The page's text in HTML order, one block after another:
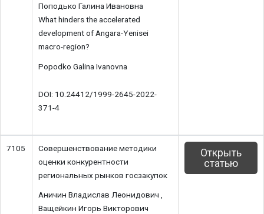
Поподько Галина Ивановна
What hinders the accelerated
development of Angara-Yenisei
macro-region?
Popodko Galina Ivanovna
DOI: 10.24412/1999-2645-2022-
371-4
7105
Совершенствование методики
оценки конкурентности
региональных рынков госзакупок
Аничин Владислав Леонидович ,
Ващейкин Игорь Викторович
Открыть
статью